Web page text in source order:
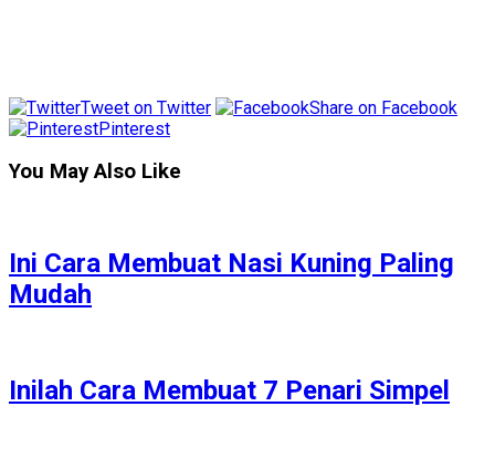
Tweet on Twitter
Share on Facebook
Pinterest
You May Also Like
Ini Cara Membuat Nasi Kuning Paling
Mudah
Inilah Cara Membuat 7 Penari Simpel